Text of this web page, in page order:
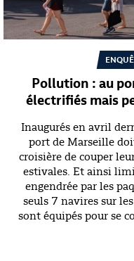
Pollution : au
électrifiés mais
Inaugurés en avril
port de Marseille
croisière de couper
estivales. Et ainsi
engendrée par les
seuls 7 navires sur
sont équipés pour se